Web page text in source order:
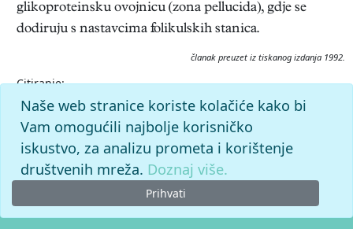
glikoproteinsku ovojnicu (zona pellucida), gdje se
dodiruju s nastavcima folikulskih stanica.
članak preuzet iz tiskanog izdanja 1992.
Citiranje:
jajna stanica. Medicinski leksikon (1992), mrežno izdanje.
Leksikografski zavod Miroslav Krleža, 2026. Pristupljeno
8.8.2026. <https://medicinski.lzmk.hr/clanak/jajna-stanica>.
Naše web stranice koriste kolačiće kako bi
Vam omogućili najbolje korisničko
iskustvo, za analizu prometa i korištenje
društvenih mreža. Doznaj više.
Prihvati
© 2026. -Leksikografski zavodMiroslav Krleža